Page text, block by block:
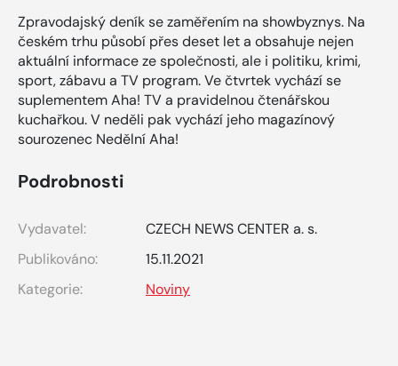
Zpravodajský deník se zaměřením na showbyznys. Na
českém trhu působí přes deset let a obsahuje nejen
aktuální informace ze společnosti, ale i politiku, krimi,
sport, zábavu a TV program. Ve čtvrtek vychází se
suplementem Aha! TV a pravidelnou čtenářskou
kuchařkou. V neděli pak vychází jeho magazínový
sourozenec Nedělní Aha!
Podrobnosti
Vydavatel:
CZECH NEWS CENTER a. s.
Publikováno:
15.11.2021
Kategorie:
Noviny